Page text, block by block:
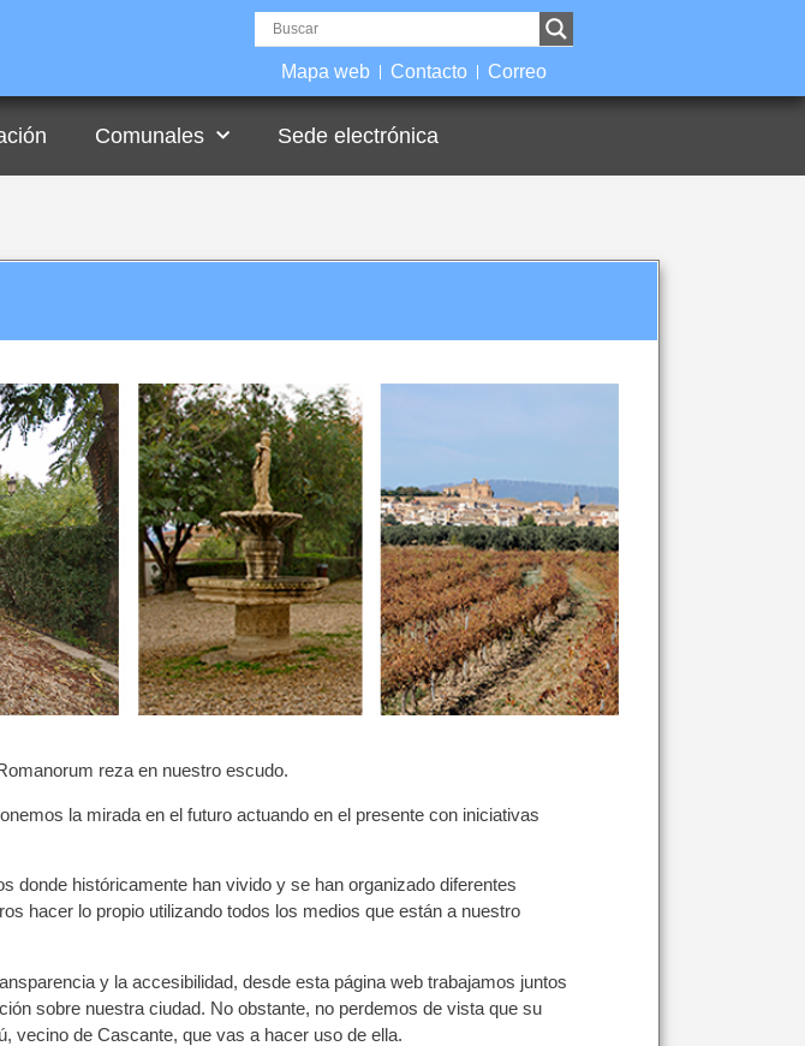
Mapa web Contacto Correo
Comunales Sede electrónica
reza en nuestro escudo.
la mirada en el futuro actuando en el presente con iniciativas
donde históricamente han vivido y se han organizado diferentes
hacer lo propio utilizando todos los medios que están a nuestro
y la accesibilidad, desde esta página web trabajamos juntos
sobre nuestra ciudad. No obstante, no perdemos de vista que su
vecino de Cascante, que vas a hacer uso de ella.